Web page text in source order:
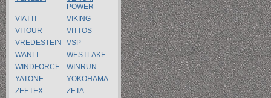
POWER
VIATTI
VIKING
VITOUR
VITTOS
VREDESTEIN
VSP
WANLI
WESTLAKE
WINDFORCE
WINRUN
YATONE
YOKOHAMA
ZEETEX
ZETA